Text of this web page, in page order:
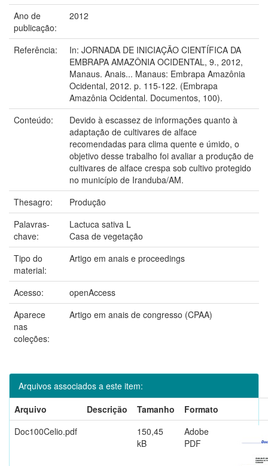
Ano de
publicação:
2012
Referência:
In: JORNADA DE INICIAÇÃO CIENTÍFICA DA
EMBRAPA AMAZÔNIA OCIDENTAL, 9., 2012,
Manaus. Anais... Manaus: Embrapa Amazônia
Ocidental, 2012. p. 115-122. (Embrapa
Amazônia Ocidental. Documentos, 100).
Conteúdo:
Devido à escassez de informações quanto à
adaptação de cultivares de alface
recomendadas para clima quente e úmido, o
objetivo desse trabalho foi avaliar a produção de
cultivares de alface crespa sob cultivo protegido
no município de Iranduba/AM.
Thesagro:
Produção
Palavras-
chave:
Lactuca sativa L
Casa de vegetação
Tipo do
material:
Artigo em anais e proceedings
Acesso:
openAccess
Aparece
nas
coleções:
Artigo em anais de congresso (CPAA)
Arquivos associados a este item:
Arquivo
Descrição Tamanho
Formato
Doc100Celio.pdf
150,45
kB
Adobe
PDF